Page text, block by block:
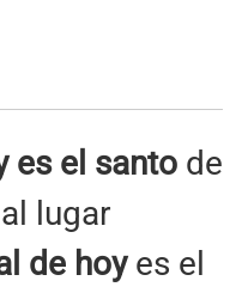
es el santo de
lugar
de hoyes el